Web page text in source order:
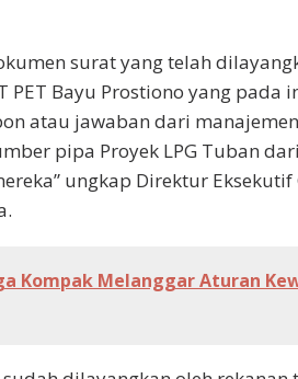
surat yang telah
Bayu Prostiono yang pada
atau jawaban dari manajemen
pipa Proyek LPG Tuban
ungkap Direktur Eksekutif
Kompak Melanggar Aturan